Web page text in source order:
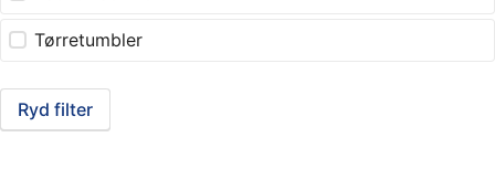
Tørretumbler
Ryd filter